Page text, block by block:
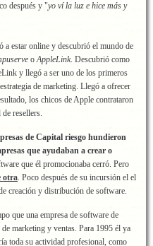
después y "yo ví la luz e hice más y
a estar online y descubrió el mundo de
oAppleLink. Descubrió como
y llegó a ser uno de los primeros
de marketing. Llegó a ofrecer
los chicos de Apple contrataron
resellers.
de Capital riesgo hundieron
que ayudaban a crear o
que él promocionaba cerró. Pero
otra. Poco después de su incursión el el
creación y distribución de software.
que una empresa de software de
marketing y ventas. Para 1995 él ya
toda su actividad profesional, como